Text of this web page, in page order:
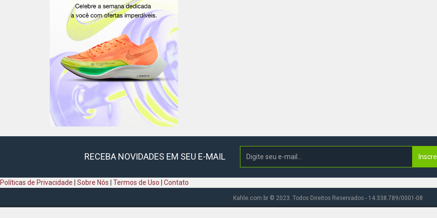
RECEBA NOVIDADES EM SEU E-MAIL
Políticas de Privacidade Sobre Nós Termos de Uso Contato
Kahle.com.br © 2023. Todos Direitos Reservados - 14.338.789/0001-08